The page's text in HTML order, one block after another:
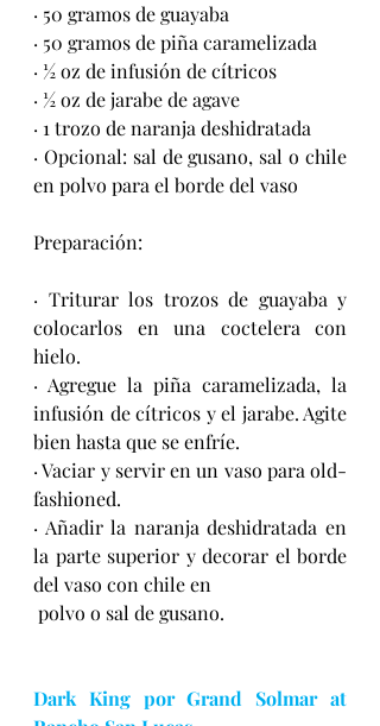
· 50 gramos de guayaba
· 50 gramos de piña caramelizada
· ½ oz de infusión de cítricos
· ½ oz de jarabe de agave
· 1 trozo de naranja deshidratada
· Opcional: sal de gusano, sal o chile
en polvo para el borde del vaso
Preparación:
· Triturar los trozos de guayaba y
colocarlos en una coctelera con
hielo.
· Agregue la piña caramelizada, la
infusión de cítricos y el jarabe. Agite
bien hasta que se enfríe.
· Vaciar y servir en un vaso para old-
fashioned.
· Añadir la naranja deshidratada en
la parte superior y decorar el borde
del vaso con chile en
polvo o sal de gusano.
Dark King por Grand Solmar at